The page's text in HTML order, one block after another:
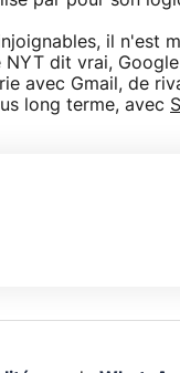
il n'est
dit vrai,
avec Gmail, de
long terme, avec